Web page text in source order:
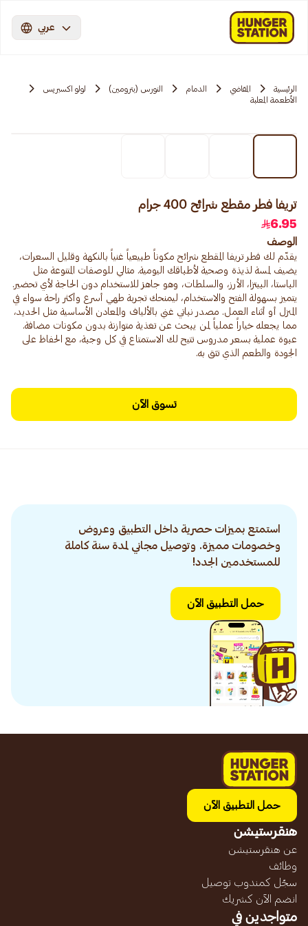
عربي
الرئيسية المقاضي الدمام النورس (بترومين)
لولو اكسبريس
الأطعمة المعلبة
تريفا فطر مقطع شرائح 400 جرام
6.95
الوصف
يقدّم لك فطر تريفا المقطع شرائح مكوناً طبيعياً غنياً بالنكهة وقليل السعرات،
يضيف لمسة لذيذة وصحية لأطباقك اليومية. مثالي للوصفات المتنوعة مثل
الباستا، البيتزا، الأرز، والسلطات، وهو جاهز للاستخدام دون الحاجة لأي تحضير.
يتميز بسهولة الفتح والاستخدام، ليمنحك تجربة طهي أسرع وأكثر راحة سواء في
المنزل أو أثناء العمل. مصدر نباتي غني بالألياف والمعادن الأساسية مثل الحديد،
مما يجعله خياراً عملياً لمن يبحث عن تغذية متوازنة بدون مكونات مضافة.
عبوة عملية بسعر مدروس تتيح لك الاستمتاع في كل وجبة، مع الحفاظ على
الجودة والطعم الذي تثق به.
تسوق الآن
استمتع بميزات حصرية داخل التطبيق وعروض
وخصومات مميزة. وتوصيل مجاني لمدة سنة كاملة
للمستخدمين الجدد!
حمل التطبيق الآن
حمل التطبيق الآن
هنقرستيشن
عن هنقرستيشن
وظائف
سجّل كمندوب توصيل
انضم الآن كشريك
متواجدين في